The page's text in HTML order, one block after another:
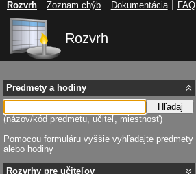
Rozvrh
Predmety a hodiny
Hľadaj
(názov/kód predmetu, učiteľ, miestnosť)
Pomocou formuláru vyššie vyhľadajte predmety
alebo hodiny
Rozvrhy pre učiteľov
Rozvrh Zoznam chýb Dokumentácia FAQ